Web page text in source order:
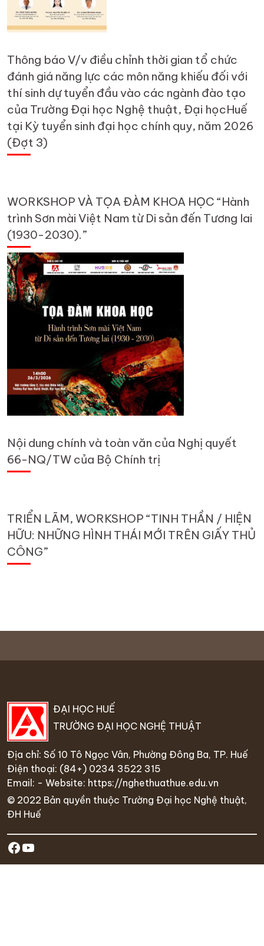
Thông báo V/v điều chỉnh thời gian tổ chức
đánh giá năng lực các môn năng khiếu đối với
thí sinh dự tuyển đầu vào các ngành đào tạo
của Trường Đại học Nghệ thuật, Đại họcHuế
tại Kỳ tuyển sinh đại học chính quy, năm 2026
(Đợt 3)
WORKSHOP VÀ TỌA ĐÀM KHOA HỌC “Hành
trình Sơn mài Việt Nam từ Di sản đến Tương lai
(1930-2030).”
Nội dung chính và toàn văn của Nghị quyết
66-NQ/TW của Bộ Chính trị
TRIỂN LÃM, WORKSHOP “TINH THẦN / HIỆN
HỮU: NHỮNG HÌNH THÁI MỚI TRÊN GIẤY THỦ
CÔNG”
ĐẠI HỌC HUẾ
TRƯỜNG ĐẠI HỌC NGHỆ THUẬT
Địa chỉ: Số 10 Tô Ngọc Vân, Phường Đông Ba, TP. Huế
Điện thoại: (84+) 0234 3522 315
Email: - Website: https://nghethuathue.edu.vn
© 2022 Bản quyền thuộc Trường Đại học Nghệ thuật,
ĐH Huế
https://www.facebook.com/
Youtube